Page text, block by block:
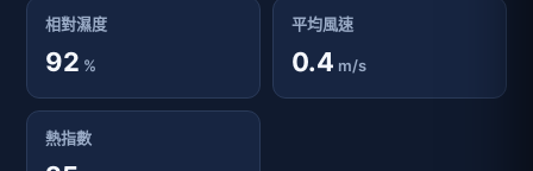
相對濕度
92 %
平均風速
0.4 m/s
熱指數